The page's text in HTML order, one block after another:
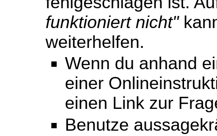
funktioniert nicht"
weiterhelfen.
Wenn du anhand
einer
einen Link zur
Benutze